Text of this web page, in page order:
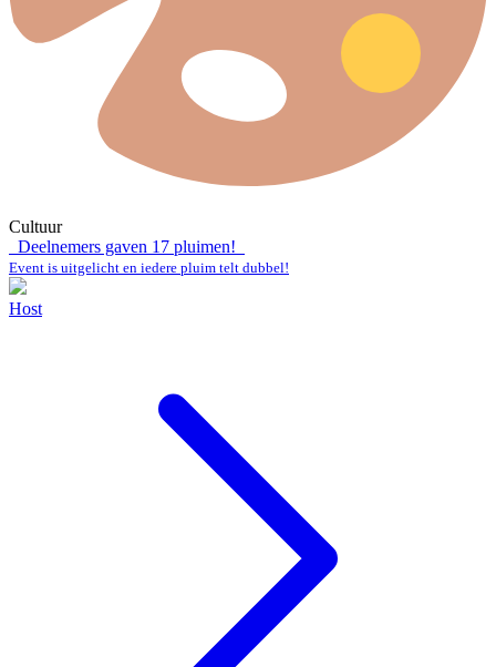
Cultuur
Deelnemers gaven 17 pluimen!
Event is uitgelicht en iedere pluim telt dubbel!
Host